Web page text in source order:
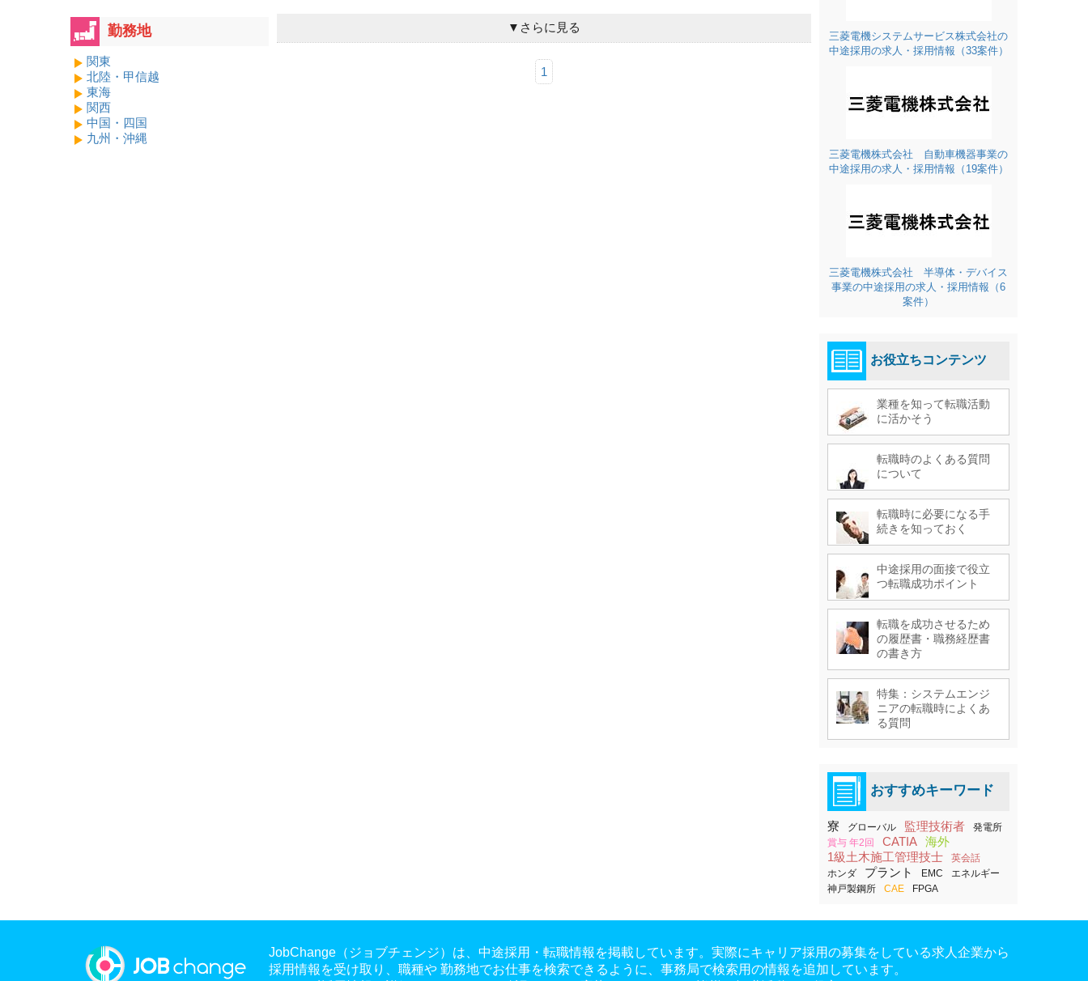
▼さらに見る
1
勤務地
関東
北陸・甲信越
東海
関西
中国・四国
九州・沖縄
三菱電機システムサービス株式会社の
中途採用の求人・採用情報（33案件）
三菱電機株式会社 自動車機器事業の
中途採用の求人・採用情報（19案件）
三菱電機株式会社 半導体・デバイス
事業の中途採用の求人・採用情報（6
案件）
お役立ちコンテンツ
業種を知って転職活動
に活かそう
転職時のよくある質問
について
転職時に必要になる手
続きを知っておく
中途採用の面接で役立
つ転職成功ポイント
転職を成功させるため
の履歴書・職務経歴書
の書き方
特集：システムエンジ
ニアの転職時によくあ
る質問
おすすめキーワード
寮 グローバル 監理技術者
発電所
賞与 年2回
CATIA 海外
1級土木施工管理技士
英会話
ホンダ
プラント EMC
エネルギー
神戸製鋼所
CAE FPGA
JobChange（ジョブチェンジ）は、中途採用・転職情報を掲載しています。実際にキャリア採用の募集をしている求人企業から
採用情報を受け取り、職種や 勤務地でお仕事を検索できるように、事務局で検索用の情報を追加しています。